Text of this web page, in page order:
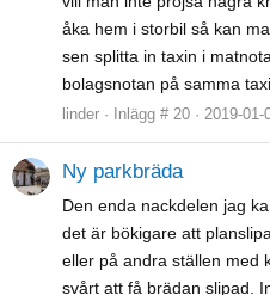
åka hem i storbil så kan
sen splitta in taxin i
bolagsnotan på samma
linder Inlägg # 20 2019-01-
Ny parkbräda
Den enda nackdelen jag
det är bökigare att
eller på andra ställen med
svårt att få brädan slipad.